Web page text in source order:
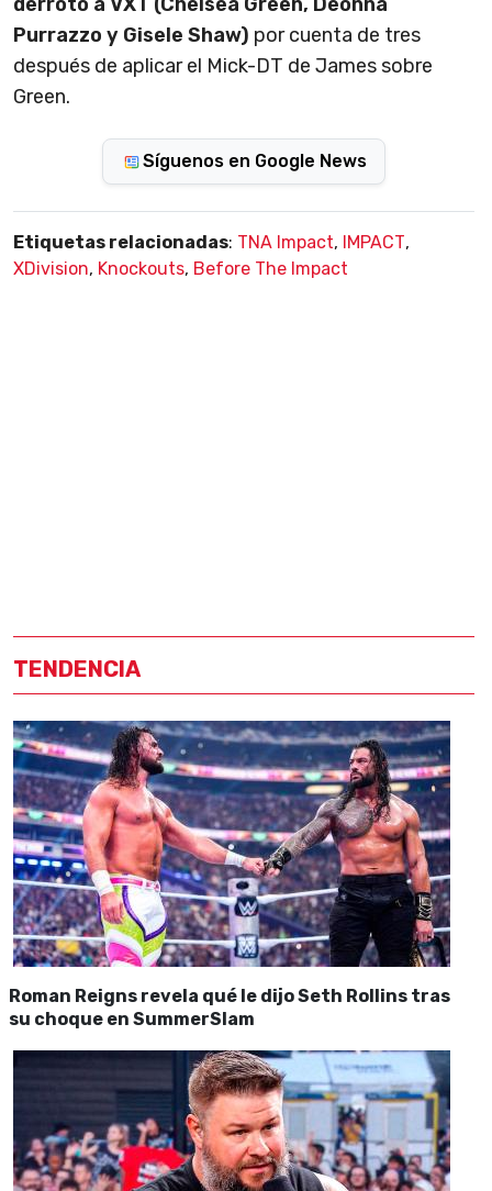
Purrazzo y Gisele Shaw) por cuenta de tres
después de aplicar el Mick-DT de James sobre
Green.
Síguenos en Google News
Etiquetas relacionadas: TNA Impact, IMPACT,
XDivision, Knockouts, Before The Impact
TENDENCIA
Roman Reigns revela qué le dijo Seth Rollins tras
su choque en SummerSlam